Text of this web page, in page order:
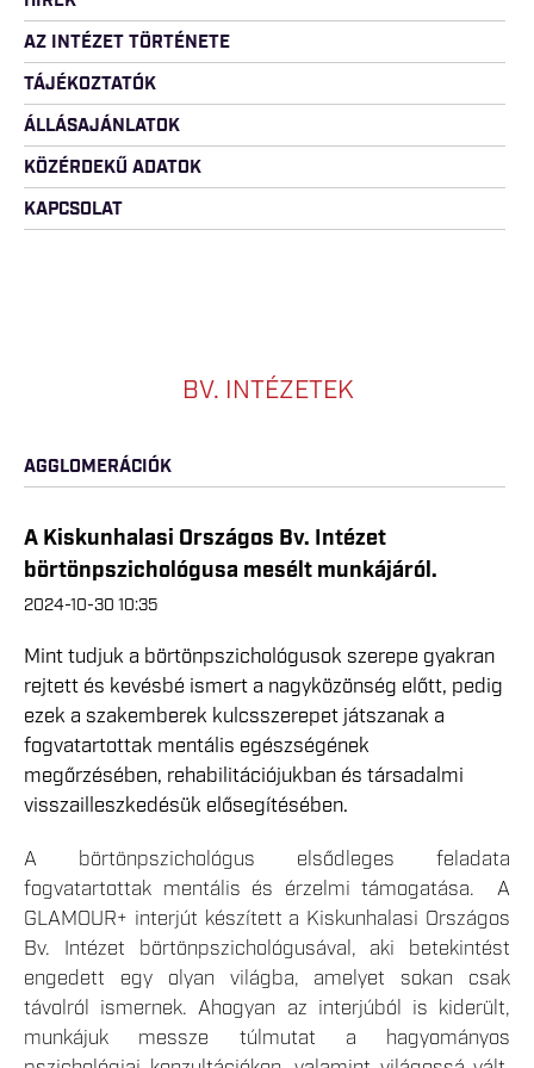
AZ INTÉZET TÖRTÉNETE
TÁJÉKOZTATÓK
ÁLLÁSAJÁNLATOK
KÖZÉRDEKŰ ADATOK
KAPCSOLAT
BV. INTÉZETEK
AGGLOMERÁCIÓK
A Kiskunhalasi Országos Bv. Intézet
börtönpszichológusa mesélt munkájáról.
2024-10-30 10:35
Mint tudjuk a börtönpszichológusok szerepe gyakran
rejtett és kevésbé ismert a nagyközönség előtt, pedig
ezek a szakemberek kulcsszerepet játszanak a
fogvatartottak mentális egészségének
megőrzésében, rehabilitációjukban és társadalmi
visszailleszkedésük elősegítésében.
A börtönpszichológus elsődleges feladata
fogvatartottak mentális és érzelmi támogatása. A
GLAMOUR+ interjút készített a Kiskunhalasi Országos
Bv. Intézet börtönpszichológusával, aki betekintést
engedett egy olyan világba, amelyet sokan csak
távolról ismernek. Ahogyan az interjúból is kiderült,
munkájuk messze túlmutat a hagyományos